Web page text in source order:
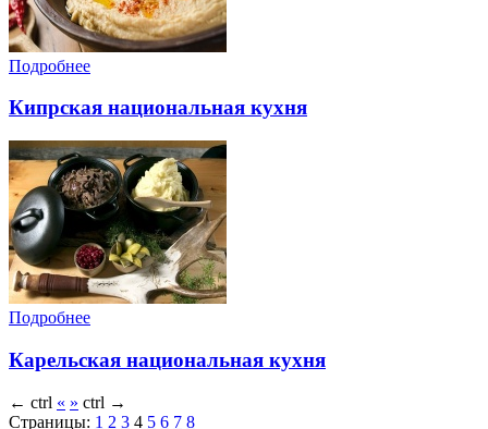
Подробнее
Кипрская национальная кухня
Подробнее
Карельская национальная кухня
← ctrl « » ctrl →
Страницы: 1 2 3 4 5 6 7 8